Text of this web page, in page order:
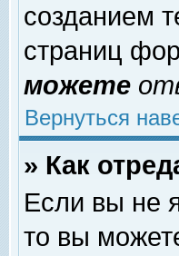
созданием
страниц
можете
Вернуться
» Как
Если вы не
то вы